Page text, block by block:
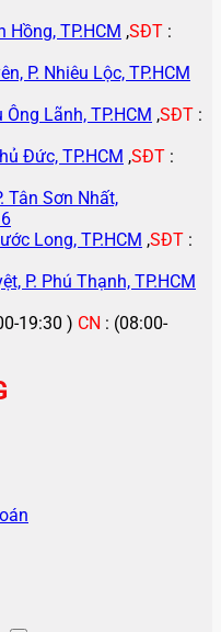
Hồng, TP.HCM ,SĐT :
P. Nhiêu Lộc, TP.HCM
Ông Lãnh, TP.HCM ,SĐT :
Đức, TP.HCM ,SĐT :
Tân Sơn Nhất,
Long, TP.HCM ,SĐT :
P. Phú Thạnh, TP.HCM
19:30 ) CN : (08:00-